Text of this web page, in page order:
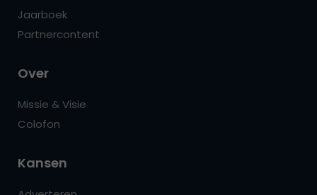
Jaarboek
Partnercontent
Over
Missie & Visie
Colofon
Kansen